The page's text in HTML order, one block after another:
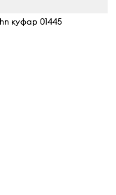
куфар 01445